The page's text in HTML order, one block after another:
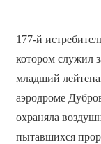
177-й
котором служил
младший
аэродроме
охраняла
пытавшихся